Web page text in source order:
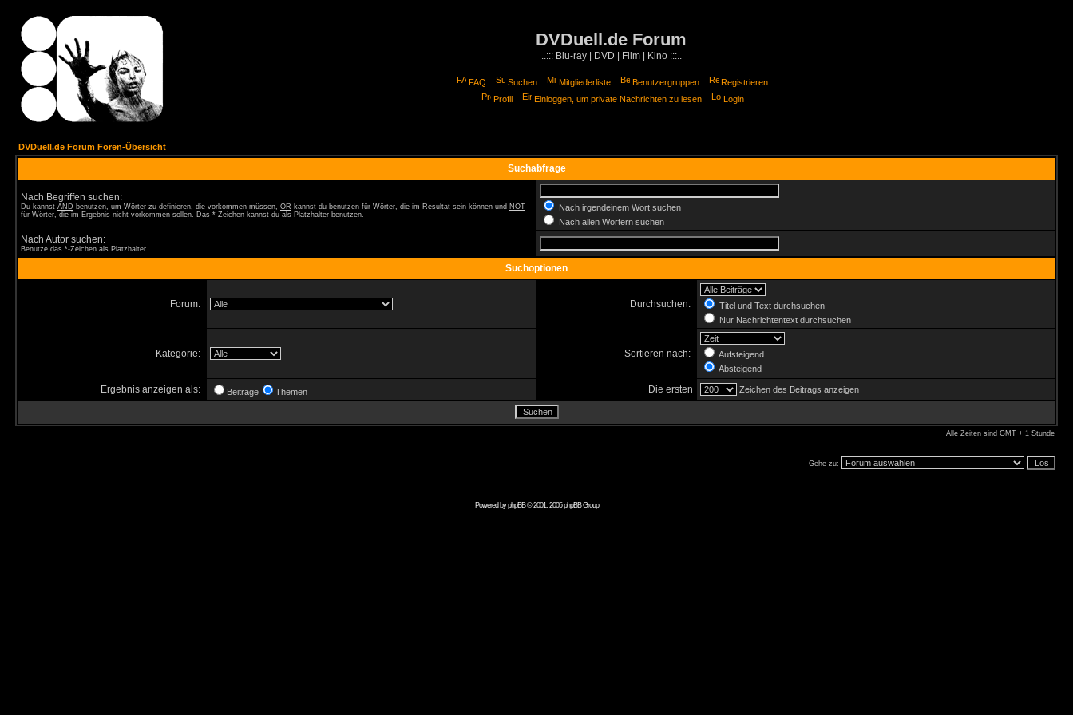
DVDuell.de Forum
..::: Blu-ray | DVD | Film | Kino :::..
FAQ Suchen Mitgliederliste Benutzergruppen
Registrieren
Profil
Einloggen, um private Nachrichten zu lesen Login
DVDuell.de Forum Foren-Übersicht
Suchabfrage
Nach Begriffen suchen:
Du kannst AND benutzen, um Wörter zu definieren, die vorkommen müssen, OR kannst du benutzen für Wörter, die im Resultat sein können und NOT
für Wörter, die im Ergebnis nicht vorkommen sollen. Das *-Zeichen kannst du als Platzhalter benutzen.
Nach irgendeinem Wort suchen
Nach allen Wörtern suchen
Nach Autor suchen:
Benutze das *-Zeichen als Platzhalter
Suchoptionen
Forum: Durchsuchen:
Titel und Text durchsuchen
Nur Nachrichtentext durchsuchen
Kategorie: Sortieren nach:
Aufsteigend
Absteigend
Ergebnis anzeigen als: Beiträge Themen Die ersten Zeichen des Beitrags anzeigen
Alle Zeiten sind GMT + 1 Stunde
Gehe zu:
Powered byphpBB© 2001, 2005 phpBB Group